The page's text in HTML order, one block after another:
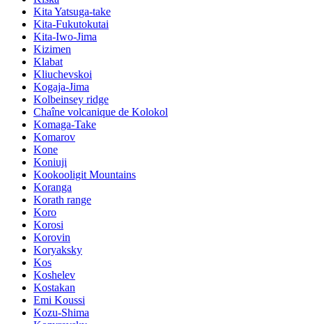
Kita Yatsuga-take
Kita-Fukutokutai
Kita-Iwo-Jima
Kizimen
Klabat
Kliuchevskoi
Kogaja-Jima
Kolbeinsey ridge
Chaîne volcanique de Kolokol
Komaga-Take
Komarov
Kone
Koniuji
Kookooligit Mountains
Koranga
Korath range
Koro
Korosi
Korovin
Koryaksky
Kos
Koshelev
Kostakan
Emi Koussi
Kozu-Shima